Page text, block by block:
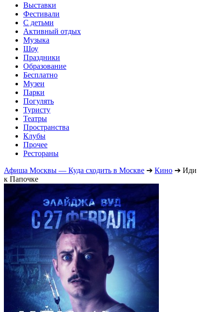
Выставки
Фестивали
С детьми
Активный отдых
Музыка
Шоу
Праздники
Образование
Бесплатно
Музеи
Парки
Погулять
Туристу
Театры
Пространства
Клубы
Прочее
Рестораны
Афиша Москвы — Куда сходить в Москве ➔ Кино ➔ Иди
к Папочке